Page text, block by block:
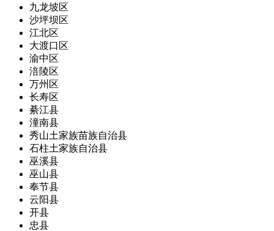
九龙坡区
沙坪坝区
江北区
大渡口区
渝中区
涪陵区
万州区
长寿区
綦江县
潼南县
秀山土家族苗族自治县
石柱土家族自治县
巫溪县
巫山县
奉节县
云阳县
开县
忠县